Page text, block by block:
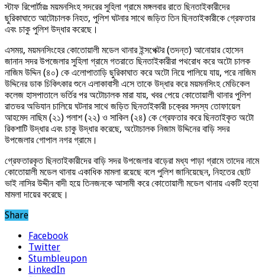
স্টাফ রিপোর্টারঃ ময়মনসিংহ সদরের সুহিলা গ্রামে মঙ্গলবার রাতে ছিনতাইকারীদের
ছুরিকাঘাতে আটোচালক নিহত, পুলিশ ঘটনার সাথে জড়িত তিন ছিনতাইকারীকে গ্রেফতার
এবং চাকু পুলিশ উদ্ধার করেছে।
এসময়, ময়মনসিংহের কোতোয়ালী মডেল থানার ইন্সপেক্টর (তদন্ত) আনোয়ার হোসেন
জানান সদর উপজেলার সুহিলা গ্রামে গতরাতে ছিনতাইকারীরা পথরোধ করে অটো চালক
নাজিম উদ্দিন (৪০) কে এলোপাতাড়ি ছুরিকাঘাত করে অটো নিয়ে পালিয়ে যায়, পরে নাজিম
উদ্দিনের ডাক চিকিৎকার শুনে এলাকাবাসী এসে তাকে উদ্ধার করে ময়মনসিংহ মেডিকেল
কলেজ হাসপাতালে ভর্তির পর অটোচালক মারা যায়, খবর পেয়ে কোতোয়ালী থানার পুলিশ
রাতভর অভিযান চালিয়ে ঘটনার সাথে জড়িত ছিনতাইকারী চক্রের সদস্য তোফায়েল
আহমেদ নাছিম (২১) পলাশ (২২) ও সাকিল (২৪) কে গ্রেফতার করে ছিনতাইকৃত অটো
রিকশাটি উদ্ধার এবং চাকু উদ্ধার করেছে, অটোচালক নিজাম উদ্দিনের বাড়ি সদর
উপজেলার গোপাল নগর গ্রামে।
গ্রেফতারকৃত ছিনতাইকারীদের বাড়ি সদর উপজেলার বাড়েরা মধ্য পাড়া গ্রামে তাদের নামে
কোতোয়ালী মডেল থানায় একাধিক মামলা রয়েছে বলে পুলিশ জানিয়েছেন, নিহতের ছোট
ভাই নাসির উদ্দীন বাদী হয়ে তিনজনকে আসামী করে কোতোয়ালী মডেল থানায় একটি হত্যা
মামলা দায়ের করেছে।
Share
Facebook
Twitter
Stumbleupon
LinkedIn